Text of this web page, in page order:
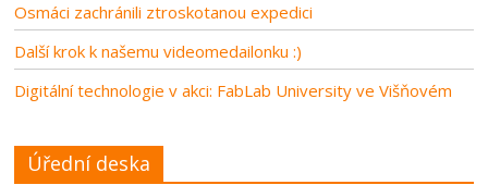
Osmáci zachránili ztroskotanou expedici
Další krok k našemu videomedailonku :)
Digitální technologie v akci: FabLab University ve Višňovém
Úřední deska